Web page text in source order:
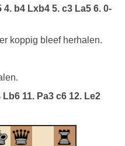
4. b4 Lxb4 5. c3 La5 6. 0-
koppig bleef herhalen.
11. Pa3 c6 12. Le2